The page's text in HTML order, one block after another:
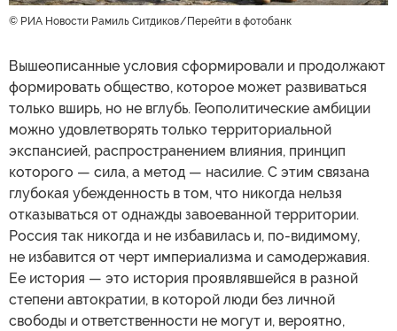
© РИА Новости Рамиль Ситдиков Перейти в фотобанк
Вышеописанные условия сформировали и продолжают
формировать общество, которое может развиваться
только вширь, но не вглубь. Геополитические амбиции
можно удовлетворять только территориальной
экспансией, распространением влияния, принцип
которого — сила, а метод — насилие. С этим связана
глубокая убежденность в том, что никогда нельзя
отказываться от однажды завоеванной территории.
Россия так никогда и не избавилась и, по-видимому,
не избавится от черт империализма и самодержавия.
Ее история — это история проявлявшейся в разной
степени автократии, в которой люди без личной
свободы и ответственности не могут и, вероятно,